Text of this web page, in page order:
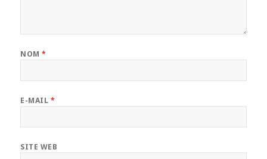
NOM*
E-MAIL *
SITE WEB